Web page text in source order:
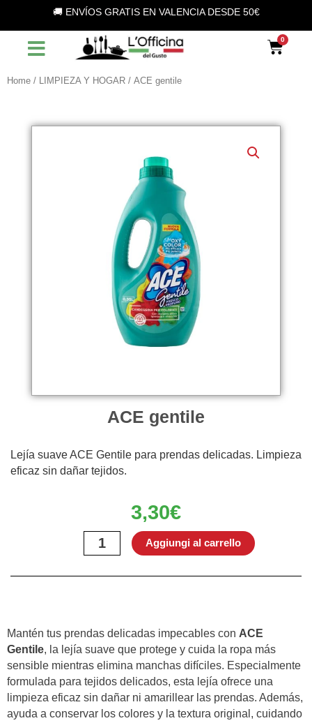
contenuto
🚚 ENVÍOS GRATIS EN VALENCIA DESDE 50€
Home / LIMPIEZA Y HOGAR / ACE gentile
ACE gentile
Lejía suave ACE Gentile para prendas delicadas. Limpieza
eficaz sin dañar tejidos.
3,30€
gentile
Aggiungi al carrello
Mantén tus prendas delicadas impecables con ACE
Gentile, la lejía suave que protege y cuida la ropa más
sensible mientras elimina manchas difíciles. Especialmente
formulada para tejidos delicados, esta lejía ofrece una
limpieza eficaz sin dañar ni amarillear las prendas. Además,
ayuda a conservar los colores y la textura original, cuidando